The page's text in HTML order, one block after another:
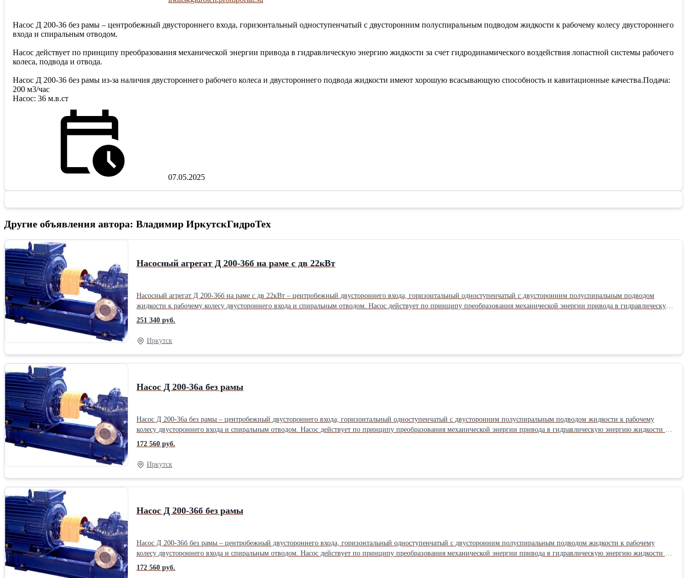
Насос Д 200-36 без рамы – центробежный двустороннего входа, горизонтальный одноступенчатый с двусторонним полуспиральным подводом жидкости к рабочему колесу двустороннего
входа и спиральным отводом.
Насос действует по принципу преобразования механической энергии привода в гидравлическую энергию жидкости за счет гидродинамического воздействия лопастной системы рабочего
колеса, подвода и отвода.
Насос Д 200-36 без рамы из-за наличия двустороннего рабочего колеса и двустороннего подвода жидкости имеют хорошую всасывающую способность и кавитационные качества.Подача:
200 м3/час
Насос: 36 м.в.ст
07.05.2025
Другие объявления автора: Владимир ИркутскГидроТех
Насосный агрегат Д 200-36б на раме с дв 22кВт
Насосный агрегат Д 200-36б на раме с дв 22кВт – центробежный двустороннего входа, горизонтальный одноступенчатый с двусторонним полуспиральным подводом
жидкости к рабочему колесу двустороннего входа и спиральным отводом. Насос действует по принципу преобразования механической энергии привода в гидравлическую
энергию жидкости за счет гидродинамического воздействия лопастной системы рабочего колеса, подвода и отвода. Насосный агрегат Д 200-36б на раме с дв 22кВт из-за
наличия двустороннего рабочего колеса и двустороннего подвода жидкости имеют хорошую всасывающую способность и кавитационные качества.Подача: 180 м3/час
Насос: 25 м.в.ст Мощность: 22 x 1500
251 340 руб.
Иркутск
Насос Д 200-36а без рамы
Насос Д 200-36а без рамы – центробежный двустороннего входа, горизонтальный одноступенчатый с двусторонним полуспиральным подводом жидкости к рабочему
колесу двустороннего входа и спиральным отводом. Насос действует по принципу преобразования механической энергии привода в гидравлическую энергию жидкости за
счет гидродинамического воздействия лопастной системы рабочего колеса, подвода и отвода. Насос Д 200-36а без рамы из-за наличия двустороннего рабочего колеса и
двустороннего подвода жидкости имеют хорошую всасывающую способность и кавитационные качества.Подача: 200 м3/час Насос: 36 м.в.ст
172 560 руб.
Иркутск
Насос Д 200-36б без рамы
Насос Д 200-36б без рамы – центробежный двустороннего входа, горизонтальный одноступенчатый с двусторонним полуспиральным подводом жидкости к рабочему
колесу двустороннего входа и спиральным отводом. Насос действует по принципу преобразования механической энергии привода в гидравлическую энергию жидкости за
счет гидродинамического воздействия лопастной системы рабочего колеса, подвода и отвода. Насос Д 200-36б без рамы из-за наличия двустороннего рабочего колеса и
двустороннего подвода жидкости имеют хорошую всасывающую способность и кавитационные качества.Подача: 180 м3/час Насос: 25 м.в.ст
172 560 руб.